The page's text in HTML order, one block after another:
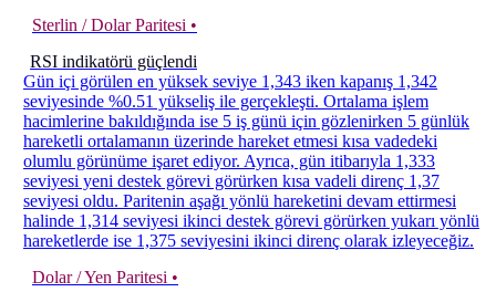
Sterlin / Dolar Paritesi •
RSI indikatörü güçlendi
Gün içi görülen en yüksek seviye 1,343 iken kapanış 1,342
seviyesinde %0.51 yükseliş ile gerçekleşti. Ortalama işlem
hacimlerine bakıldığında ise 5 iş günü için gözlenirken 5 günlük
hareketli ortalamanın üzerinde hareket etmesi kısa vadedeki
olumlu görünüme işaret ediyor. Ayrıca, gün itibarıyla 1,333
seviyesi yeni destek görevi görürken kısa vadeli direnç 1,37
seviyesi oldu. Paritenin aşağı yönlü hareketini devam ettirmesi
halinde 1,314 seviyesi ikinci destek görevi görürken yukarı yönlü
hareketlerde ise 1,375 seviyesini ikinci direnç olarak izleyeceğiz.
Dolar / Yen Paritesi •